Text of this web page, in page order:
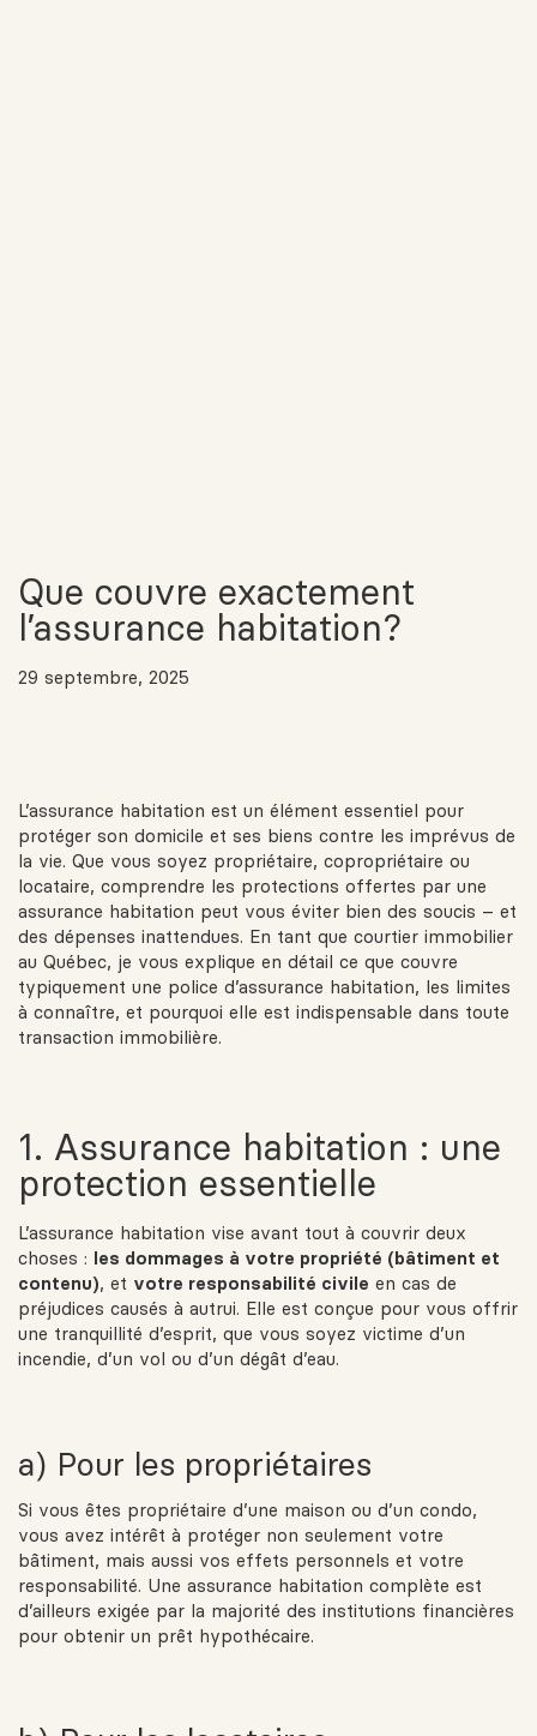
Que couvre exactement
l’assurance habitation?
29 septembre, 2025
L’assurance habitation est un élément essentiel pour
protéger son domicile et ses biens contre les imprévus de
la vie. Que vous soyez propriétaire, copropriétaire ou
locataire, comprendre les protections offertes par une
assurance habitation peut vous éviter bien des soucis – et
des dépenses inattendues. En tant que courtier immobilier
au Québec, je vous explique en détail ce que couvre
typiquement une police d’assurance habitation, les limites
à connaître, et pourquoi elle est indispensable dans toute
transaction immobilière.
1. Assurance habitation : une
protection essentielle
L’assurance habitation vise avant tout à couvrir deux
choses : les dommages à votre propriété (bâtiment et
contenu), et votre responsabilité civile en cas de
préjudices causés à autrui. Elle est conçue pour vous offrir
une tranquillité d’esprit, que vous soyez victime d’un
incendie, d’un vol ou d’un dégât d’eau.
a) Pour les propriétaires
Si vous êtes propriétaire d’une maison ou d’un condo,
vous avez intérêt à protéger non seulement votre
bâtiment, mais aussi vos effets personnels et votre
responsabilité. Une assurance habitation complète est
d’ailleurs exigée par la majorité des institutions financières
pour obtenir un prêt hypothécaire.